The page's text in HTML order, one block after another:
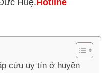
Huệ.Hotline
cứu uy tín ở huyện